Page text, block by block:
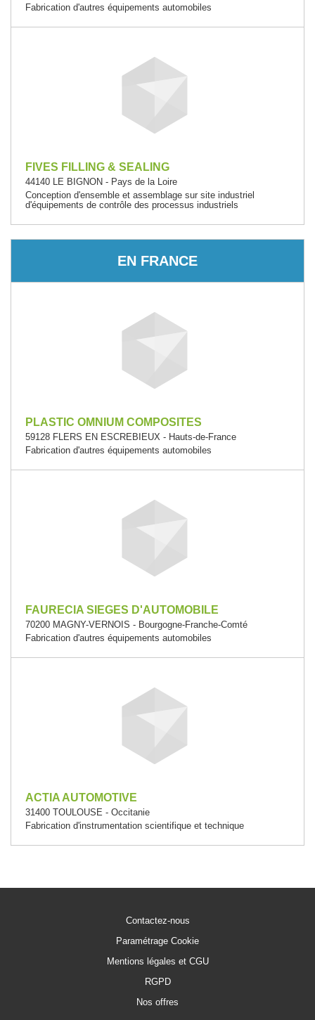
Fabrication d'autres équipements automobiles
FIVES FILLING & SEALING
44140 LE BIGNON - Pays de la Loire
Conception d'ensemble et assemblage sur site industriel
d'équipements de contrôle des processus industriels
EN FRANCE
PLASTIC OMNIUM COMPOSITES
59128 FLERS EN ESCREBIEUX - Hauts-de-France
Fabrication d'autres équipements automobiles
FAURECIA SIEGES D'AUTOMOBILE
70200 MAGNY-VERNOIS - Bourgogne-Franche-Comté
Fabrication d'autres équipements automobiles
ACTIA AUTOMOTIVE
31400 TOULOUSE - Occitanie
Fabrication d'instrumentation scientifique et technique
Contactez-nous
Paramétrage Cookie
Mentions légales et CGU
RGPD
Nos offres